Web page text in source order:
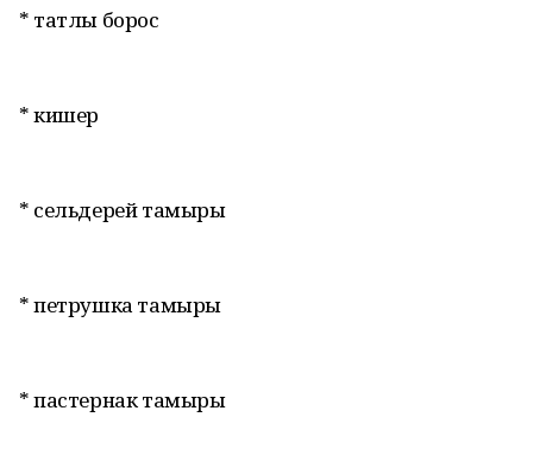
* татлы борос
* кишер
* сельдерей тамыры
* петрушка тамыры
* пастернак тамыры